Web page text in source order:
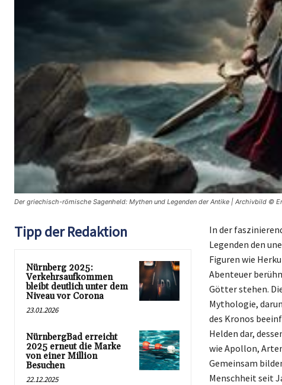
Der griechisch-römische Sagenheld: Mythen und Legenden der Antike | Archivbild ©
Tipp der Redaktion
Nürnberg 2025:
Verkehrsaufkommen
bleibt deutlich unter dem
Niveau vor Corona
23.01.2026
NürnbergBad erreicht
2025 erneut die Marke
von einer Million
Besuchen
22.12.2025
In der
Legenden den
Figuren wie
Abenteuer
Götter stehen.
Mythologie,
des Kronos
Helden dar,
wie Apollon,
Gemeinsam
Menschheit seit